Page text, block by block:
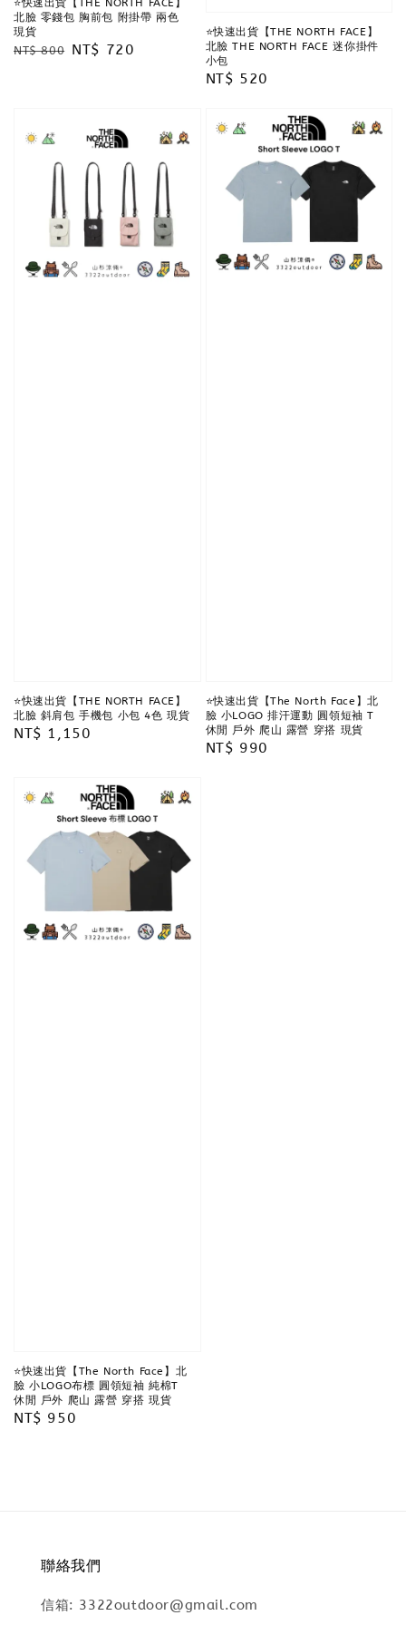
⭐️快速出貨【THE NORTH FACE】
北臉 零錢包 胸前包 附掛帶 兩色
現貨
Regular
NT$ 800 Sale
NT$ 720
⭐️快速出貨【THE NORTH FACE】
北臉 THE NORTH FACE 迷你掛件
小包
Regular
NT$ 520
⭐️快速出貨【THE NORTH FACE】
北臉 斜肩包 手機包 小包 4色 現貨
Regular
NT$ 1,150
⭐️快速出貨【The North Face】北
臉 小LOGO 排汗運動 圓領短袖 T
休閒 戶外 爬山 露營 穿搭 現貨
Regular
NT$ 990
⭐️快速出貨【The North Face】北
臉 小LOGO布標 圓領短袖 純棉T
休閒 戶外 爬山 露營 穿搭 現貨
Regular
NT$ 950
聯絡我們
信箱: 3322outdoor@gmail.com